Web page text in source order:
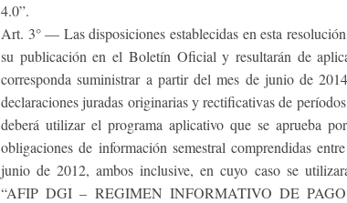
4.0”.
Art. 3° — Las disposiciones establecidas en esta
su publicación en el Boletín Oficial y resultarán de
corresponda suministrar a partir del mes de junio de
declaraciones juradas originarias y rectificativas de
deberá utilizar el programa aplicativo que se aprueba
obligaciones de información semestral comprendidas
junio de 2012, ambos inclusive, en cuyo caso se
“AFIP DGI – REGIMEN INFORMATIVO DE